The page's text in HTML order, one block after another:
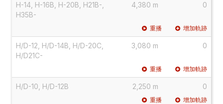
H-14, H-16B, H-20B, H21B-,
H35B-
4,380 m 0
重播 增加軌跡
H/D-12, H/D-14B, H/D-20C,
H/D21C-
3,080 m 0
重播 增加軌跡
H/D-10, H/D-12B 2,250 m 0
重播 增加軌跡